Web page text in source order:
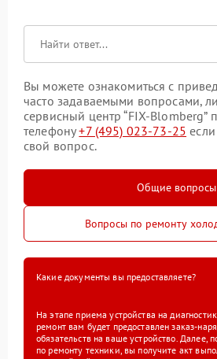
Вы можете ознакомиться с
часто задаваемыми вопросами,
сервисный центр “FIX-Blomberg”
телефону+7 (495) 023-73-25
свой вопрос.
Общие вопросы
Вопросы по ремонту
Какие документы вы предоставляете?
На этапе приема устройства на
ремонт вам будет предоставлен заказ-
обязательств на ваше устройство. Далее,
по ремонту техники, вы получите акт